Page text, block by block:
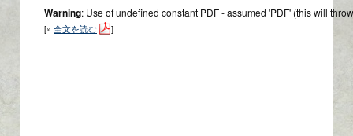
Warning: Use of undefined constant PDF - assumed 'PDF' (this will
[» 全文を読む ]